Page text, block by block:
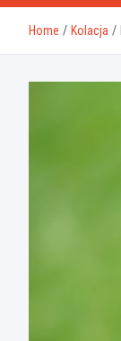
Home Kolacja